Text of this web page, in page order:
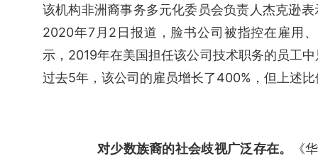
该机构非洲裔事务多元化委员会负责人杰克逊
2020年7月2日报道，脸书公司被指控在雇用
示，2019年在美国担任该公司技术职务的员工
过去5年，该公司的雇员增长了400%，但上述
对少数族裔的社会歧视广泛存在。
《